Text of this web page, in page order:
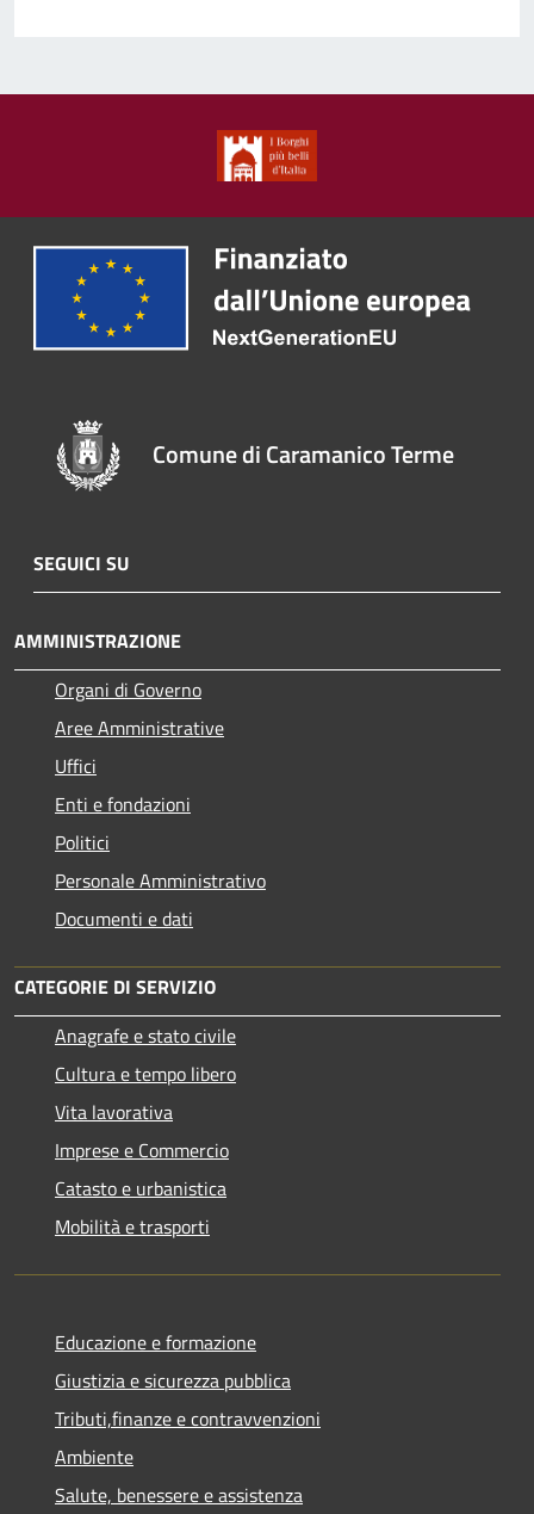
Comune di Caramanico Terme
SEGUICI SU
AMMINISTRAZIONE
Organi di Governo
Aree Amministrative
Uffici
Enti e fondazioni
Politici
Personale Amministrativo
Documenti e dati
CATEGORIE DI SERVIZIO
Anagrafe e stato civile
Cultura e tempo libero
Vita lavorativa
Imprese e Commercio
Catasto e urbanistica
Mobilità e trasporti
Educazione e formazione
Giustizia e sicurezza pubblica
Tributi,finanze e contravvenzioni
Ambiente
Salute, benessere e assistenza